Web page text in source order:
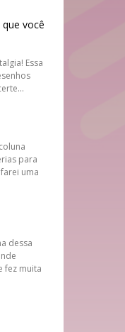
você
Essa
para
uma
dessa
fez muita